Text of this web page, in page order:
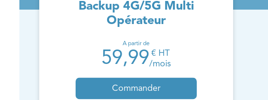
Backup 4G/5G Multi
Opérateur
A partir de
59,99 € HT
/mois
Commander